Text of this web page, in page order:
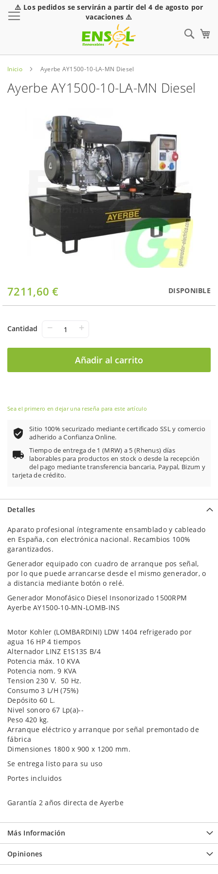
⚠️ Los pedidos se servirán a partir del 4 de agosto por
vacaciones ⚠️
Inicio Ayerbe AY1500-10-LA-MN Diesel
Ayerbe AY1500-10-LA-MN Diesel
7211,60 € DISPONIBLE
Cantidad − +
Añadir al carrito
Saltar
al
comienzo
la
Sea el primero en dejar una reseña para este artículo
Sitio 100% securizado mediante certificado SSL y comercio
adherido a Confianza Online.
Tiempo de entrega de 1 (MRW) a 5 (Rhenus) días
laborables para productos en stock o desde la recepción
del pago mediante transferencia bancaria, Paypal, Bizum y
tarjeta de crédito.
Detalles
Aparato profesional íntegramente ensamblado y cableado
en España, con electrónica nacional. Recambios 100%
garantizados.
Generador equipado con cuadro de arranque pos señal,
por lo que puede arrancarse desde el mismo generador, o
a distancia mediante botón o relé.
Generador Monofásico Diesel Insonorizado 1500RPM
Ayerbe AY1500-10-MN-LOMB-INS
Motor Kohler (LOMBARDINI) LDW 1404 refrigerado por
agua 16 HP 4 tiempos
Alternador LINZ E1S13S B/4
Potencia máx. 10 KVA
Potencia nom. 9 KVA
Tension 230 V. 50 Hz.
Consumo 3 L/H (75%)
Depósito 60 L.
Nivel sonoro 67 Lp(a)--
Peso 420 kg.
Arranque eléctrico y arranque por señal premontado de
fábrica
Dimensiones 1800 x 900 x 1200 mm.
Se entrega listo para su uso
Portes incluidos
Garantía 2 años directa de Ayerbe
Más Información
Opiniones